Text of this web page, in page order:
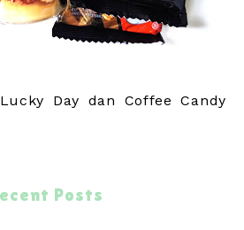
Day dan Coffee Candy
Posts